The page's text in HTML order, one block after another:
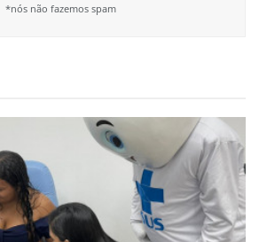
*nós não fazemos spam